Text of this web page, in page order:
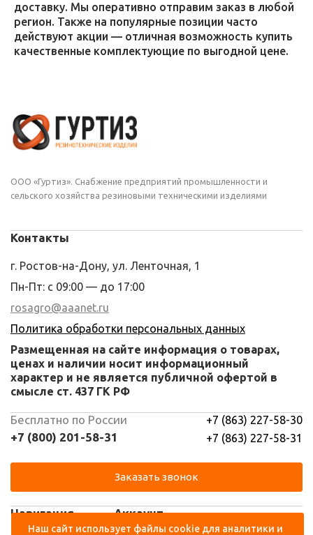
доставку. Мы оперативно отправим заказ в любой
регион. Также на популярные позиции часто
действуют акции — отличная возможность купить
качественные комплектующие по выгодной цене.
ООО «Гуртиз». Снабжение предприятий промышленности и
сельского хозяйства резиновыми техническими изделиями
Навигация Аккаунт
Контакты
г. Ростов-на-Дону, ул. Ленточная, 1
Пн-Пт: с 09:00 — до 17:00
rosagro@aaanet.ru
Политика обработки персональных данных
Размещенная на сайте информация о товарах,
ценах и наличии носит информационный
характер и не является публичной офертой в
смысле ст. 437 ГК РФ
Бесплатно по России
+7 (800) 201-58-31
+7 (863) 227-58-30
+7 (863) 227-58-31
Заказать звонок
Наш сайт использует файлы cookie для аналитики и